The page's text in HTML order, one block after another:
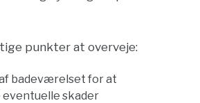
punkter at overveje:
badeværelset for at
skader